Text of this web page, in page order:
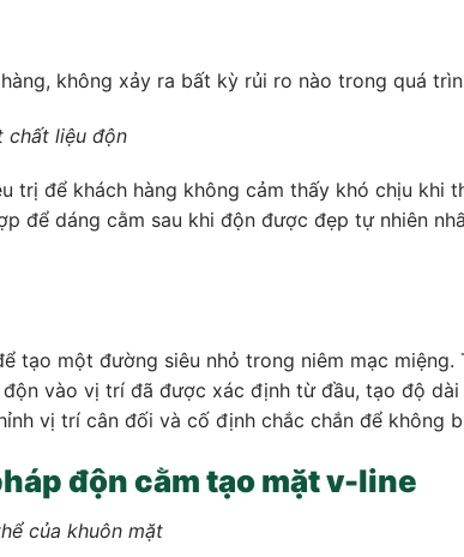
không xảy ra bất kỳ rủi ro nào trong quá
chất liệu độn
trị để khách hàng không cảm thấy khó chịu khi
để dáng cằm sau khi độn được đẹp tự nhiên
tạo một đường siêu nhỏ trong niêm mạc miệng.
vào vị trí đã được xác định từ đầu, tạo độ
vị trí cân đối và cố định chắc chắn để không
độn cằm tạo mặt v-line
của khuôn mặt